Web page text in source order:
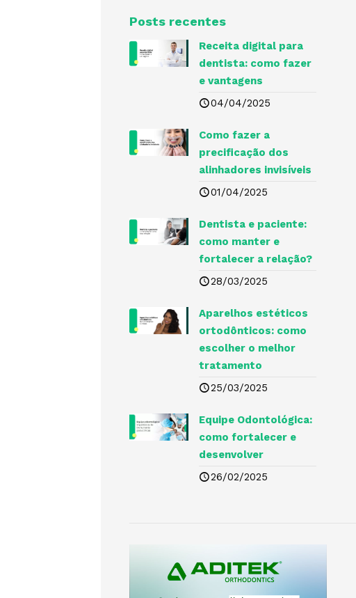
Posts recentes
Receita digital para
dentista​: como fazer
e vantagens
04/04/2025
Como fazer a
precificação dos
alinhadores invisíveis
01/04/2025
Dentista e paciente:
como manter e
fortalecer a relação?
28/03/2025
Aparelhos estéticos
ortodônticos: como
escolher o melhor
tratamento
25/03/2025
Equipe Odontológica:
como fortalecer e
desenvolver
26/02/2025